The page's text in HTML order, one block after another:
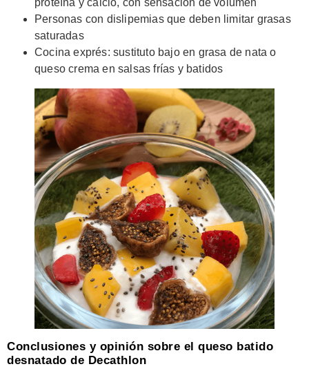
proteína y calcio, con sensación de volumen
Personas con dislipemias que deben limitar grasas
saturadas
Cocina exprés: sustituto bajo en grasa de nata o
queso crema en salsas frías y batidos
Conclusiones y opinión sobre el queso batido
desnatado de Decathlon